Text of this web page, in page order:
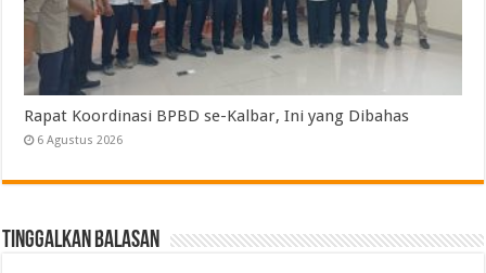
Rapat Koordinasi BPBD se-Kalbar, Ini yang Dibahas
6 Agustus 2026
Tinggalkan Balasan